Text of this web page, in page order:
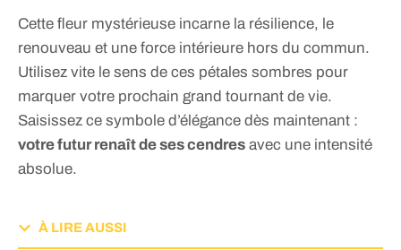
Cette fleur mystérieuse incarne la résilience, le
renouveau et une force intérieure hors du commun.
Utilisez vite le sens de ces pétales sombres pour
marquer votre prochain grand tournant de vie.
Saisissez ce symbole d’élégance dès maintenant :
votre futur renaît de ses cendres avec une intensité
absolue.
À LIRE AUSSI